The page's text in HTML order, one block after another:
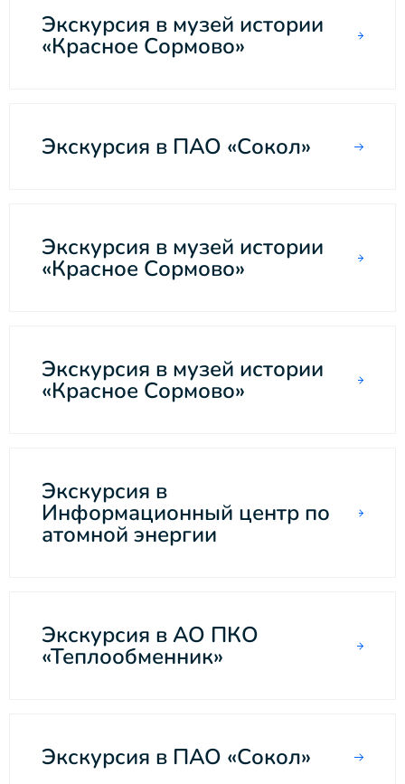
Экскурсия в музей истории
«Красное Сормово»
Экскурсия в ПАО «Сокол»
Экскурсия в музей истории
«Красное Сормово»
Экскурсия в музей истории
«Красное Сормово»
Экскурсия в
Информационный центр по
атомной энергии
Экскурсия в АО ПКО
«Теплообменник»
Экскурсия в ПАО «Сокол»